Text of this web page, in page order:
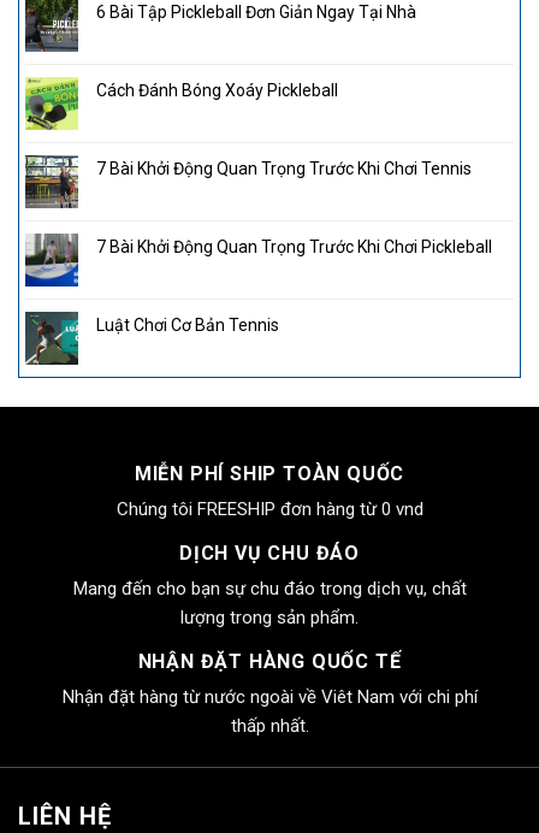
6 Bài Tập Pickleball Đơn Giản Ngay Tại Nhà
Cách Đánh Bóng Xoáy Pickleball
7 Bài Khởi Động Quan Trọng Trước Khi Chơi Tennis
7 Bài Khởi Động Quan Trọng Trước Khi Chơi Pickleball
Luật Chơi Cơ Bản Tennis
MIỄN PHÍ SHIP TOÀN QUỐC
Chúng tôi FREESHIP đơn hàng từ 0 vnd
DỊCH VỤ CHU ĐÁO
Mang đến cho bạn sự chu đáo trong dịch vụ, chất
lượng trong sản phẩm.
NHẬN ĐẶT HÀNG QUỐC TẾ
Nhận đặt hàng từ nước ngoài về Viêt Nam với chi phí
thấp nhất.
LIÊN HỆ